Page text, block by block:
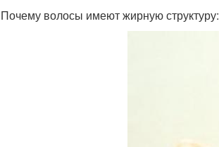
Почему волосы имеют жирную структуру: